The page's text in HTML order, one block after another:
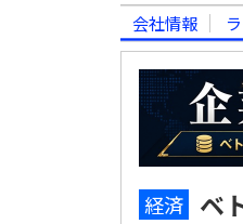
会社情報
経済 ベ